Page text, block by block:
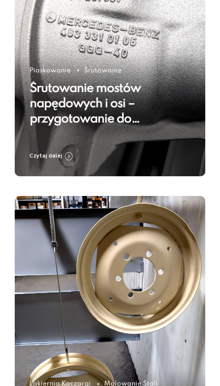
Piaskowanie Śrutowanie
Śrutowanie mostów
napędowych i osi –
przygotowanie do
regeneracji i zabezpieczenia
Czytaj dalej
Lakiernia Koczargi Malowanie Stali